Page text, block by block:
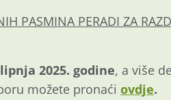
PASMINA PERADI ZA
2025. godine, a više
možete pronaći ovdje.